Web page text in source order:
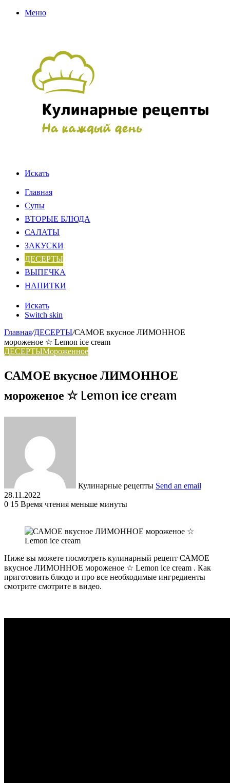
Меню
Искать
Главная
Супы
ВТОРЫЕ БЛЮДА
САЛАТЫ
ЗАКУСКИ
ДЕСЕРТЫ
ВЫПЕЧКА
НАПИТКИ
Искать
Switch skin
Главная/ДЕСЕРТЫ/САМОЕ вкусное ЛИМОННОЕ
мороженое ☆ Lemon ice cream
ДЕСЕРТЫМороженное
САМОЕ вкусное ЛИМОННОЕ
мороженое ☆ Lemon ice cream
Кулинарные рецепты Send an email
28.11.2022
0 15 Время чтения меньше минуты
Ниже вы можете посмотреть кулинарный рецепт САМОЕ
вкусное ЛИМОННОЕ мороженое ☆ Lemon ice cream . Как
приготовить блюдо и про все необходимые ингредиенты
смотрите смотрите в видео.